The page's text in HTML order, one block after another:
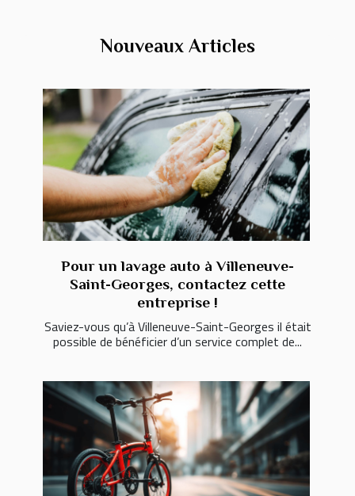
Nouveaux Articles
Pour un lavage auto à Villeneuve-
Saint-Georges, contactez cette
entreprise !
Saviez-vous qu’à Villeneuve-Saint-Georges il était
possible de bénéficier d’un service complet de...